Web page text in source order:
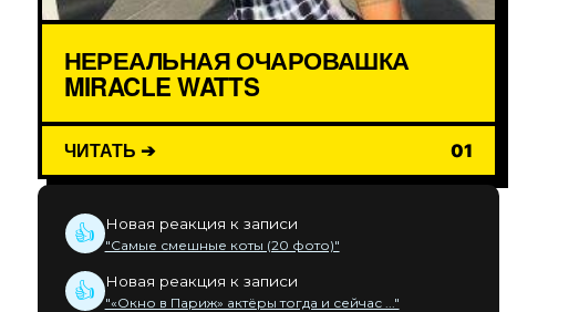
НЕРЕАЛЬНАЯ ОЧАРОВАШКА
MIRACLE WATTS
ЧИТАТЬ ➔ 01
👍 Новая реакция к записи
"Самые смешные коты (20 фото)"
👍 Новая реакция к записи
"«Окно в Париж» актёры тогда и сейчас ..."